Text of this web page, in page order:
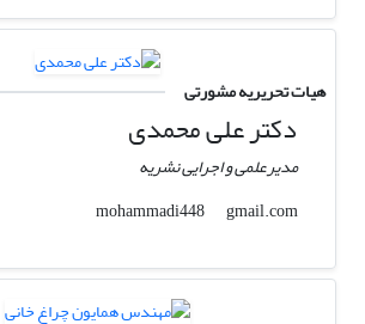
هیات تحریریه مشورتی
دکتر علی محمدی
مدیرعلمی و اجرایی نشریه
mohammadi448
gmail.com